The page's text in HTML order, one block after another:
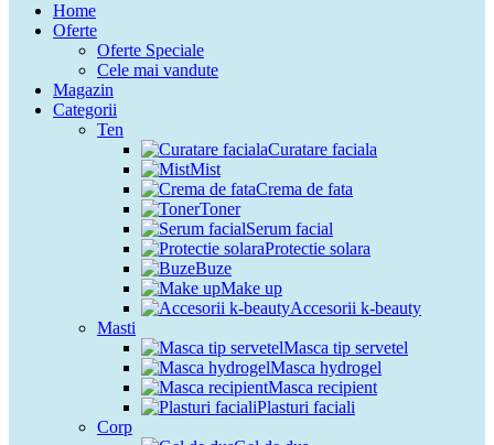
Home
Oferte
Oferte Speciale
Cele mai vandute
Magazin
Categorii
Ten
Curatare faciala
Mist
Crema de fata
Toner
Serum facial
Protectie solara
Buze
Make up
Accesorii k-beauty
Masti
Masca tip servetel
Masca hydrogel
Masca recipient
Plasturi faciali
Corp